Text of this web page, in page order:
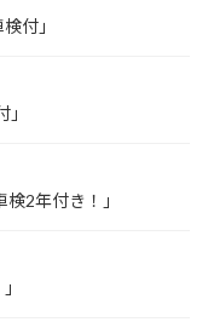
付」
2年付き！」